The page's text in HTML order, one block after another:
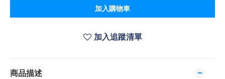
加入購物車
加入追蹤清單
商品描述